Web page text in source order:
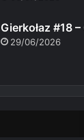
Gierkołaz #18
29/06/2026